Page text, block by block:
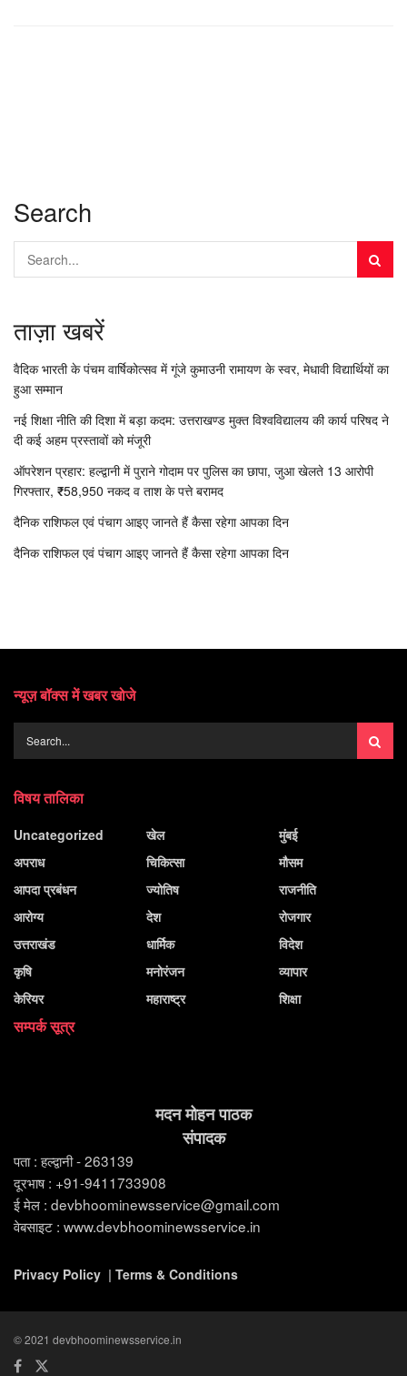
Search
ताज़ा खबरें
वैदिक भारती के पंचम वार्षिकोत्सव में गूंजे कुमाउनी रामायण के स्वर, मेधावी विद्यार्थियों का
हुआ सम्मान
नई शिक्षा नीति की दिशा में बड़ा कदम: उत्तराखण्ड मुक्त विश्वविद्यालय की कार्य परिषद ने
दी कई अहम प्रस्तावों को मंजूरी
ऑपरेशन प्रहार: हल्द्वानी में पुराने गोदाम पर पुलिस का छापा, जुआ खेलते 13 आरोपी
गिरफ्तार, ₹58,950 नकद व ताश के पत्ते बरामद
दैनिक राशिफल एवं पंचाग आइए जानते हैं कैसा रहेगा आपका दिन
दैनिक राशिफल एवं पंचाग आइए जानते हैं कैसा रहेगा आपका दिन
न्यूज़ बॉक्स में खबर खोजे
विषय तालिका
Uncategorized
अपराध
आपदा प्रबंधन
आरोग्य
उत्तराखंड
कृषि
केरियर
खेल
चिकित्सा
ज्योतिष
देश
धार्मिक
मनोरंजन
महाराष्ट्र
मुंबई
मौसम
राजनीति
रोजगार
विदेश
व्यापार
शिक्षा
सम्पर्क सूत्र
मदन मोहन पाठक
संपादक
पता : हल्द्वानी - 263139
दूरभाष : +91-9411733908
ई मेल : devbhoominewsservice@gmail.com
वेबसाइट : www.devbhoominewsservice.in
Privacy Policy | Terms & Conditions
© 2021 devbhoominewsservice.in